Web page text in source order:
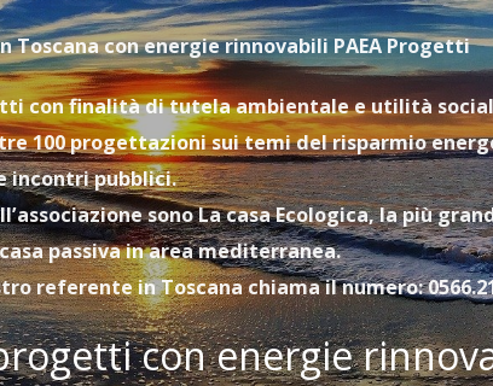
con energie rinnovabili PAEA Progetti
con finalità di tutela ambientale e utilità
100 progettazioni sui temi del risparmio
incontri pubblici.
sono La casa Ecologica, la più
passiva in area mediterranea.
referente in Toscana chiama il numero:
con energie